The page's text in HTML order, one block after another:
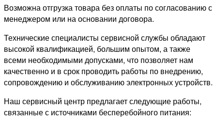
Возможна отгрузка товара без оплаты по согласованию с
менеджером или на основании договора.
Технические специалисты сервисной службы обладают
высокой квалификацией, большим опытом, а также
всеми необходимыми допусками, что позволяет нам
качественно и в срок проводить работы по внедрению,
сопровождению и обслуживанию электронных устройств.
Наш сервисный центр предлагает следующие работы,
связанные с источниками бесперебойного питания: